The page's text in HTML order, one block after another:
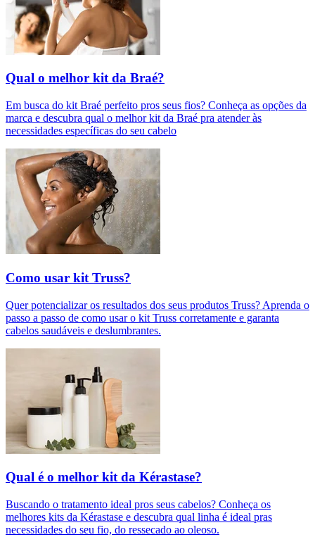
Qual o melhor kit da Braé?
Em busca do kit Braé perfeito pros seus fios? Conheça as opções da
marca e descubra qual o melhor kit da Braé pra atender às
necessidades específicas do seu cabelo
Como usar kit Truss?
Quer potencializar os resultados dos seus produtos Truss? Aprenda o
passo a passo de como usar o kit Truss corretamente e garanta
cabelos saudáveis e deslumbrantes.
Qual é o melhor kit da Kérastase?
Buscando o tratamento ideal pros seus cabelos? Conheça os
melhores kits da Kérastase e descubra qual linha é ideal pras
necessidades do seu fio, do ressecado ao oleoso.